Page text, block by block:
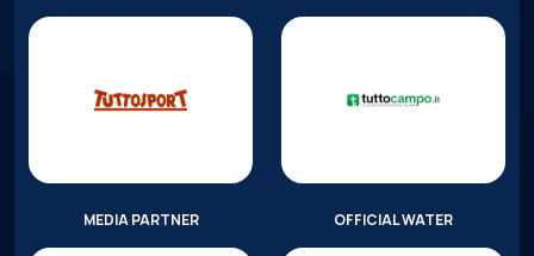
MEDIA PARTNER OFFICIAL WATER